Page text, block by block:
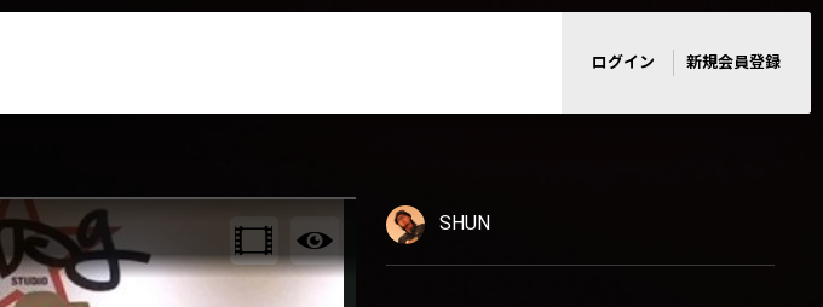
ログイン 新規会員登録
SHUN